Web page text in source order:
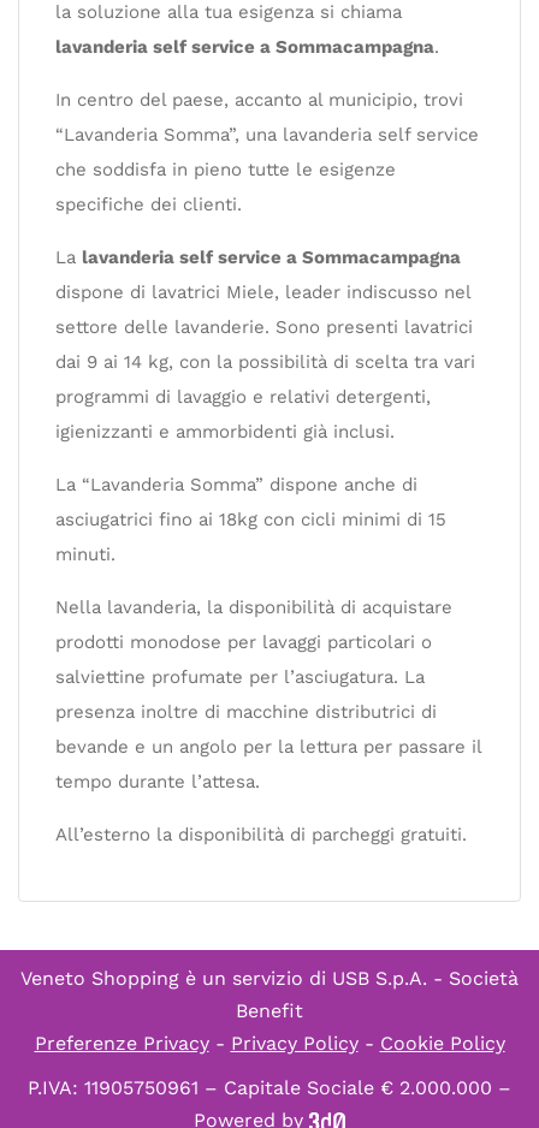
la soluzione alla tua esigenza si chiama
lavanderia self service a Sommacampagna.
In centro del paese, accanto al municipio, trovi
“Lavanderia Somma”, una lavanderia self service
che soddisfa in pieno tutte le esigenze
specifiche dei clienti.
La lavanderia self service a Sommacampagna
dispone di lavatrici Miele, leader indiscusso nel
settore delle lavanderie. Sono presenti lavatrici
dai 9 ai 14 kg, con la possibilità di scelta tra vari
programmi di lavaggio e relativi detergenti,
igienizzanti e ammorbidenti già inclusi.
La “Lavanderia Somma” dispone anche di
asciugatrici fino ai 18kg con cicli minimi di 15
minuti.
Nella lavanderia, la disponibilità di acquistare
prodotti monodose per lavaggi particolari o
salviettine profumate per l’asciugatura. La
presenza inoltre di macchine distributrici di
bevande e un angolo per la lettura per passare il
tempo durante l’attesa.
All’esterno la disponibilità di parcheggi gratuiti.
Veneto Shopping è un servizio di USB S.p.A. - Società
Benefit
Preferenze Privacy- Privacy Policy- Cookie Policy
P.IVA: 11905750961 – Capitale Sociale € 2.000.000 –
Powered by